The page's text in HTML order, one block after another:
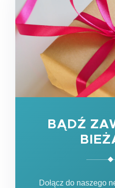
BĄDŹ
Dołącz do naszego